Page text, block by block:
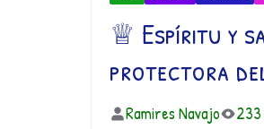
♕ Espíritu y
protectora
Ramires Navajo 233